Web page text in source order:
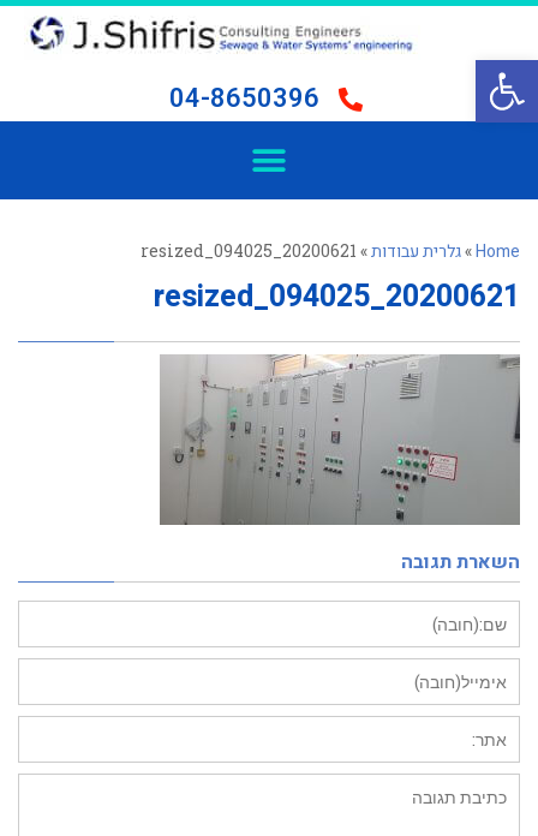
פתח סרגל נגישות 04-8650396
Home
»גלרית עבודות»
20200621_094025_resized
20200621_094025_resized
השארת תגובה